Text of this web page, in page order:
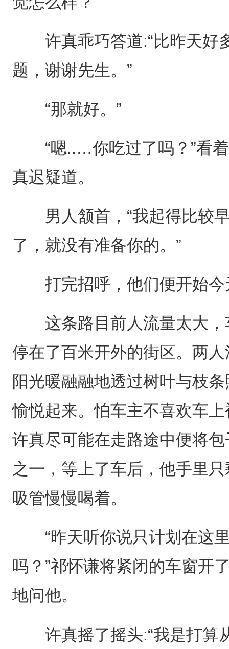
许真乖巧答道:“比昨天好
题，谢谢先生。”
“那就好。”
“嗯..…你吃过了吗？”看着
真迟疑道。
男人颔首，“我起得比较早
了，就没有准备你的。”
打完招呼，他们便开始今
这条路目前人流量太大，
停在了百米开外的街区。两
阳光暖融融地透过树叶与枝
愉悦起来。怕车主不喜欢车
许真尽可能在走路途中便将
之一，等上了车后，他手里
吸管慢慢喝着。
“昨天听你说只计划在这里
吗？”祁怀谦将紧闭的车窗开
地问他。
许真摇了摇头:“我是打算